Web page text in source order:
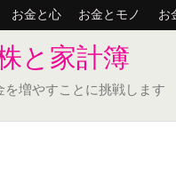
お金と心 お金とモノ お
と家計簿
増やすことに挑戦します